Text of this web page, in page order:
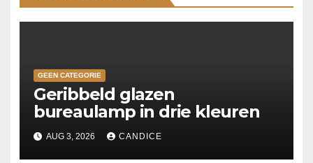
GEEN CATEGORIE
Geribbeld glazen
bureaulamp in drie kleuren
AUG 3, 2026 CANDICE